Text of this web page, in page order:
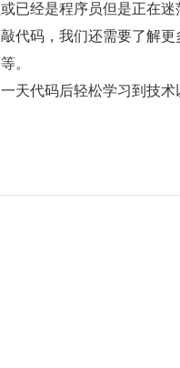
已经是程序员但是正在迷
代码，我们还需要了解
。
天代码后轻松学习到技